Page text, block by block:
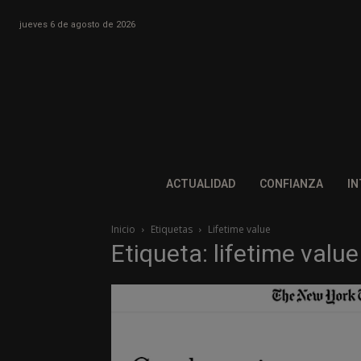
jueves 6 de agosto de 2026
ACTUALIDAD CONFIANZA
Inicio Etiquetas Lifetime value
Etiqueta: lifetime value